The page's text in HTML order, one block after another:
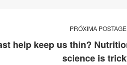
PRÓXIMA
help keep us thin?
science is